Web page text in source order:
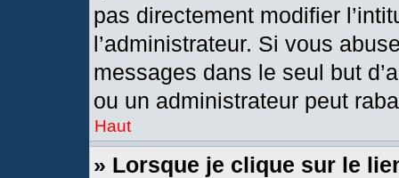
pas directement modifier
l’administrateur. Si vous
messages dans le seul but
ou un administrateur peut
Haut
» Lorsque je clique sur le